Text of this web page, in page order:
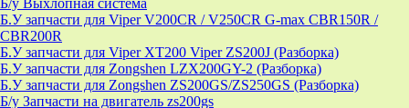
Б/у Выхлопная система
Б.У запчасти для Viper V200CR / V250CR G-max CBR150R /
CBR200R
Б.У запчасти для Viper XT200 Viper ZS200J (Разборка)
Б.У запчасти для Zongshen LZX200GY-2 (Разборка)
Б.У запчасти для Zongshen ZS200GS/ZS250GS (Разборка)
Б/у Запчасти на двигатель zs200gs